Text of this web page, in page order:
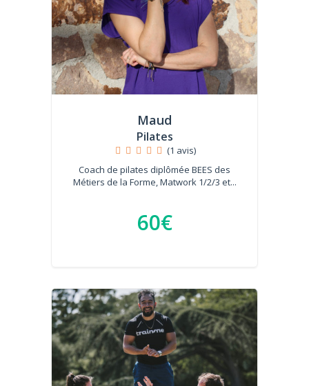
Maud
Pilates
(1 avis)
Coach de pilates diplômée BEES des
Métiers de la Forme, Matwork 1/2/3 et...
60€